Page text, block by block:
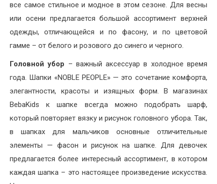
все самое стильное и модное в этом сезоне. Для весны
или осени предлагается большой ассортимент верхней
одежды, отличающейся и по фасону, и по цветовой
гамме – от белого и розового до синего и черного.
Головной убор – важный аксессуар в холодное время
года. Шапки «NOBLE PEOPLE» — это сочетание комфорта,
элегантности, красоты и изящных форм. В магазинах
BebaKids к шапке всегда можно подобрать шарф,
который повторяет вязку и рисунок головного убора. Так,
в шапках для мальчиков основные отличительные
элементы — фасон и рисунок на шапке. Для девочек
предлагается более интересный ассортимент, в котором
каждая шапка – это настоящее произведение искусства.